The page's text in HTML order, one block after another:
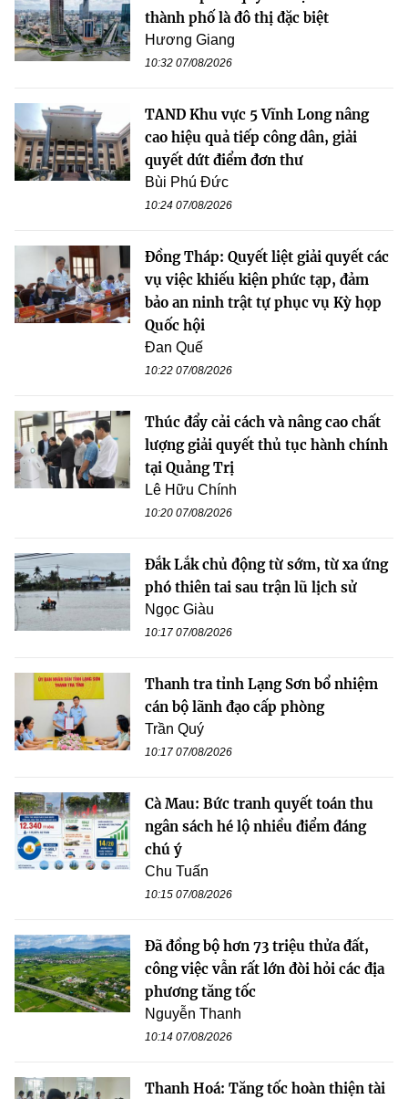
thành phố là đô thị đặc biệt
Hương Giang
10:32 07/08/2026
TAND Khu vực 5 Vĩnh Long nâng
cao hiệu quả tiếp công dân, giải
quyết dứt điểm đơn thư
Bùi Phú Đức
10:24 07/08/2026
Đồng Tháp: Quyết liệt giải quyết các
vụ việc khiếu kiện phức tạp, đảm
bảo an ninh trật tự phục vụ Kỳ họp
Quốc hội
Đan Quế
10:22 07/08/2026
Thúc đẩy cải cách và nâng cao chất
lượng giải quyết thủ tục hành chính
tại Quảng Trị
Lê Hữu Chính
10:20 07/08/2026
Đắk Lắk chủ động từ sớm, từ xa ứng
phó thiên tai sau trận lũ lịch sử
Ngọc Giàu
10:17 07/08/2026
Thanh tra tỉnh Lạng Sơn bổ nhiệm
cán bộ lãnh đạo cấp phòng
Trần Quý
10:17 07/08/2026
Cà Mau: Bức tranh quyết toán thu
ngân sách hé lộ nhiều điểm đáng
chú ý
Chu Tuấn
10:15 07/08/2026
Đã đồng bộ hơn 73 triệu thửa đất,
công việc vẫn rất lớn đòi hỏi các địa
phương tăng tốc
Nguyễn Thanh
10:14 07/08/2026
Thanh Hoá: Tăng tốc hoàn thiện tài